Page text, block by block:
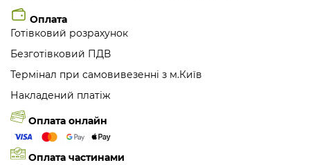
Оплата
Готівковий розрахунок
Безготівковий ПДВ
Термінал при самовивезенні з м.Київ
Накладений платіж
Оплата онлайн
Оплата частинами